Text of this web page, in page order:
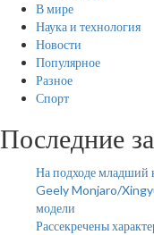
В мире
Наука и технология
Новости
Популярное
Разное
Спорт
Последние
На подходе младший
Geely Monjaro/
модели
Рассекречены